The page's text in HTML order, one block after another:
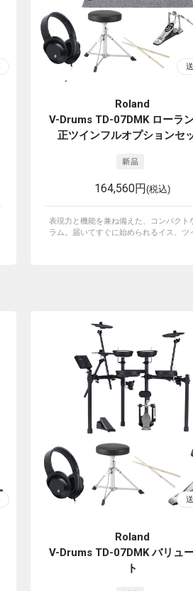
Roland
V-Drums TD-07DMK ローラ
正ツインフルオプションセ
164,560円(税込)
表現力と機能を兼ね備えた、コンパクト
ラム。届いてすぐに始められるイス、ツ
Roland
V-Drums TD-07DMK バリュ
ト